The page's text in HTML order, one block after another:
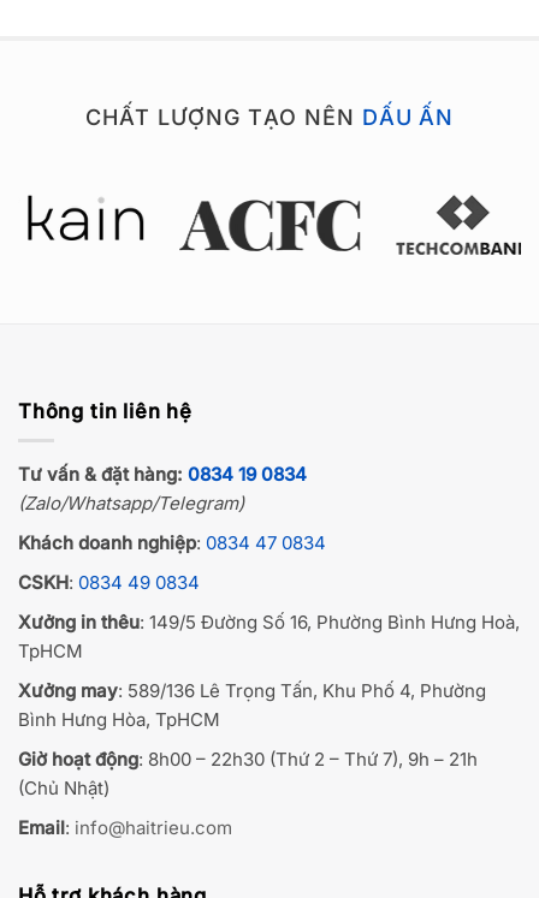
CHẤT LƯỢNG TẠO NÊN DẤU ẤN
Thông tin liên hệ
Tư vấn & đặt hàng: 0834 19 0834
(Zalo/Whatsapp/Telegram)
Khách doanh nghiệp: 0834 47 0834
CSKH: 0834 49 0834
Xưởng in thêu: 149/5 Đường Số 16, Phường Bình Hưng Hoà,
TpHCM
Xưởng may: 589/136 Lê Trọng Tấn, Khu Phố 4, Phường
Bình Hưng Hòa, TpHCM
Giờ hoạt động: 8h00 – 22h30 (Thứ 2 – Thứ 7), 9h – 21h
(Chủ Nhật)
Email: info@haitrieu.com